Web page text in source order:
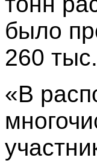
было
260
«В